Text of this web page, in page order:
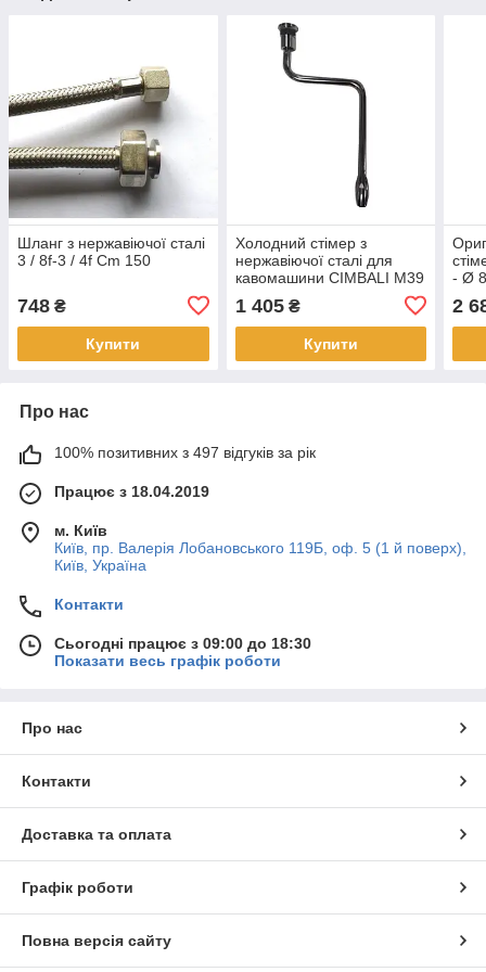
Шланг з нержавіючої сталі
3 / 8f-3 / 4f Cm 150
748 ₴
Купити
Холодний стімер з
нержавіючої сталі для
кавомашини CIMBALI M39
- Ø 10мм - 3/8F - д. 220мм
- Cold Touch
1 405₴
Купити
- Ø
2
Про нас
100% позитивних з 497 відгуків за рік
Працює з 18.04.2019
м. Київ
Київ, пр. Валерія Лобановського 119Б, оф. 5 (1 й поверх),
Київ, Україна
Контакти
Сьогодні працює з 09:00 до 18:30
Показати весь графік роботи
Про нас
Контакти
Доставка та оплата
Графік роботи
Повна версія сайту